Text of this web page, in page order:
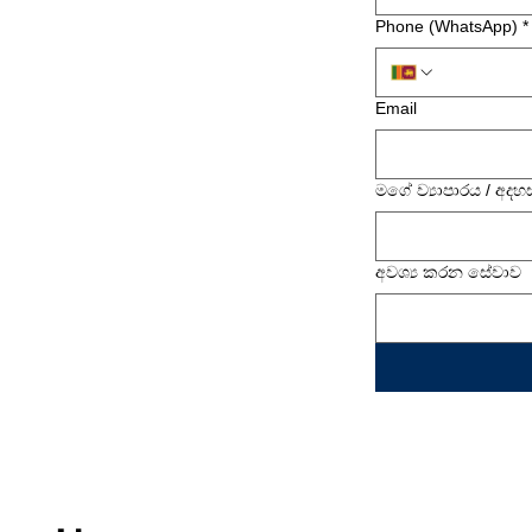
Phone (WhatsApp) *
Email
මගේ ව්‍යාපාරය /
අවශ්‍ය කරන සේවාව